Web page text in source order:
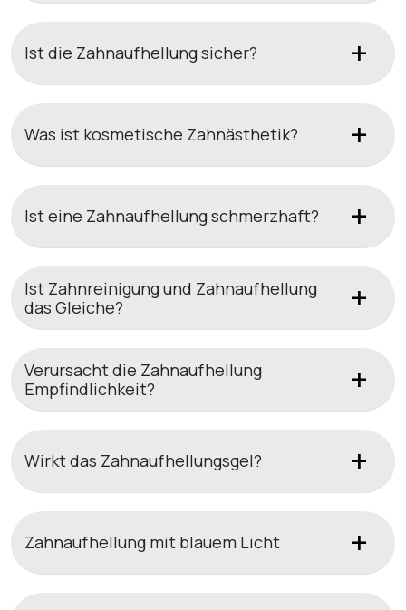
Ist die Zahnaufhellung sicher?
Was ist kosmetische Zahnästhetik?
Ist eine Zahnaufhellung schmerzhaft?
Ist Zahnreinigung und Zahnaufhellung
das Gleiche?
Verursacht die Zahnaufhellung
Empfindlichkeit?
Wirkt das Zahnaufhellungsgel?
Zahnaufhellung mit blauem Licht